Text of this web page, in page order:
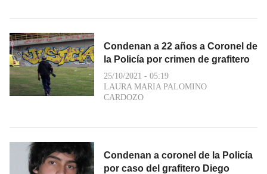
Condenan a 22 años a Coronel de
la Policía por crimen de grafitero
25/10/2021 - 05:19
LAURA MARIA PALOMINO
CARDOZO
Condenan a coronel de la Policía
por caso del grafitero Diego